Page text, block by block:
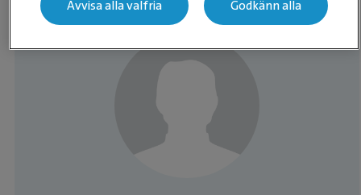
Medarbetare
Avvisa alla valfria Godkänn alla